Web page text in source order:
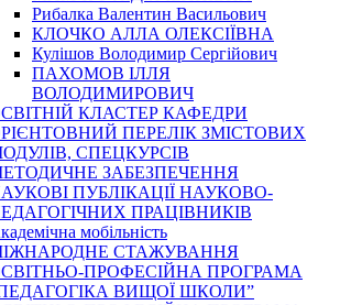
Рибалка Валентин Васильович
КЛОЧКО АЛЛА ОЛЕКСІЇВНА
Кулішов Володимир Сергійович
ПАХОМОВ ІЛЛЯ
ВОЛОДИМИРОВИЧ
КЛАСТЕР КАФЕДРИ
ПЕРЕЛІК ЗМІСТОВИХ
СПЕЦКУРСІВ
ЗАБЕЗПЕЧЕННЯ
ПУБЛІКАЦІЇ НАУКОВО-
ПРАЦІВНИКІВ
мобільність
СТАЖУВАННЯ
ПРОФЕСІЙНА ПРОГРАМА
ВИЩОЇ ШКОЛИ”